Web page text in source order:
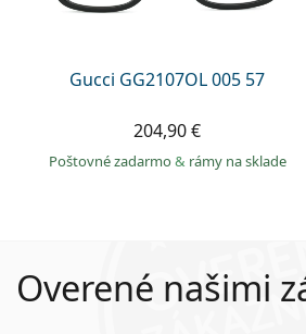
Gucci GG2107OL 005 57
204,90 €
Poštovné zadarmo& rámy na sklade
Overené našimi